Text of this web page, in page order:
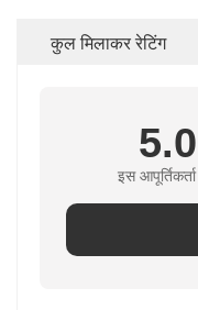
कुल मिलाकर रेटिंग
5.0
इस